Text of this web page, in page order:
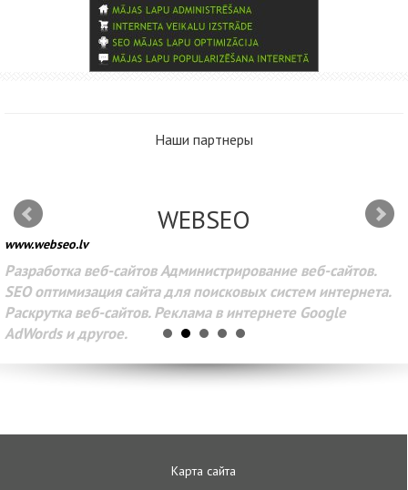
Наши партнеры
WEBSEO
www.webseo.lv
Разработка веб-сайтов Администрирование веб-сайтов.
SEO оптимизация сайта для поисковых систем интернета.
Раскрутка веб-сайтов. Реклама в интернете Google
AdWords и другое.
Карта сайта